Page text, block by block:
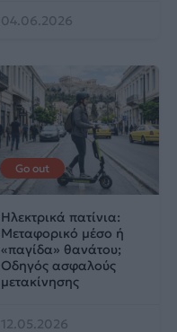
04.06.2026
Go out
Ηλεκτρικά πατίνια:
Μεταφορικό μέσο ή
«παγίδα» θανάτου;
Οδηγός ασφαλούς
μετακίνησης
12.05.2026